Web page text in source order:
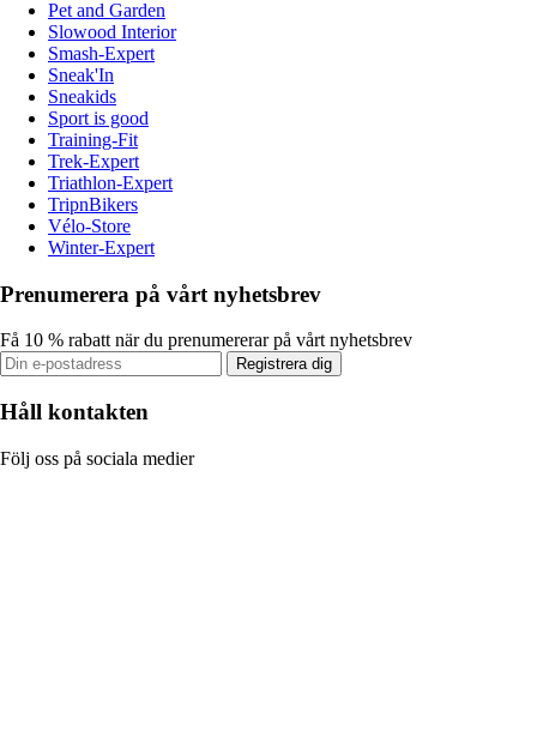
Pet and Garden
Slowood Interior
Smash-Expert
Sneak'In
Sneakids
Sport is good
Training-Fit
Trek-Expert
Triathlon-Expert
TripnBikers
Vélo-Store
Winter-Expert
Prenumerera på vårt nyhetsbrev
Få 10 % rabatt när du prenumererar på vårt nyhetsbrev
Registrera dig
Håll kontakten
Följ oss på sociala medier